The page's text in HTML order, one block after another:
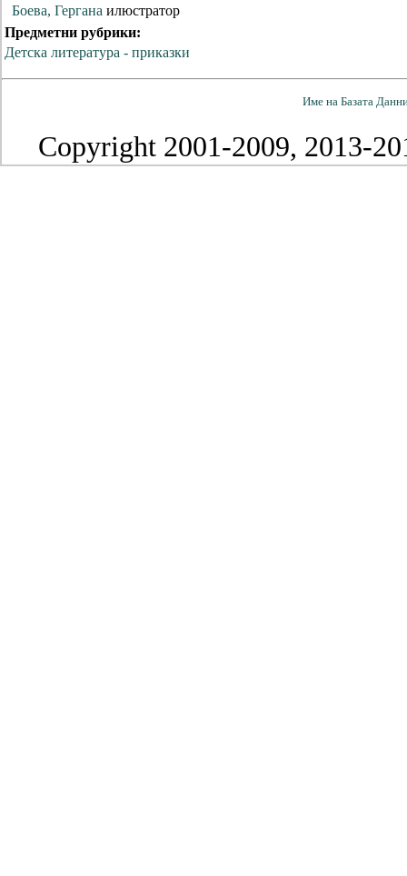
Боева, Гергана илюстратор
Предметни рубрики:
Детска литература - приказки
Име на Базата
Copyright 2001-2009, 2013-